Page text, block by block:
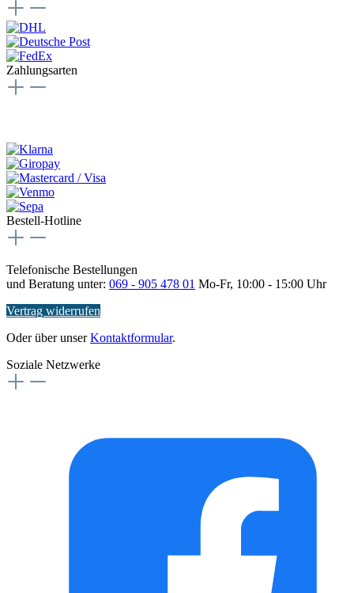
Zahlungsarten
Bestell-Hotline
Telefonische Bestellungen
und Beratung unter: 069 - 905 478 01 Mo-Fr, 10:00 - 15:00 Uhr
Vertrag widerrufen
Oder über unserKontaktformular.
Soziale Netzwerke